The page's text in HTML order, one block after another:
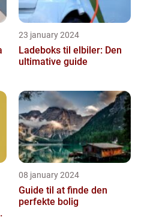
23 january 2024
Ladeboks til elbiler: Den
ultimative guide
08 january 2024
Guide til at finde den
perfekte bolig